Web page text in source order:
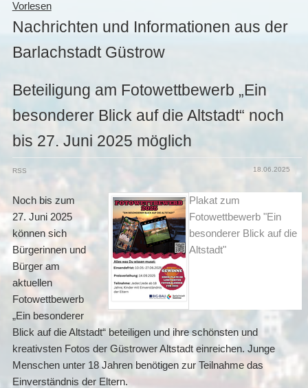
Vorlesen
Nachrichten und Informationen aus der
Barlachstadt Güstrow
Beteiligung am Fotowettbewerb „Ein
besonderer Blick auf die Altstadt“ noch
bis 27. Juni 2025 möglich
18.06.2025
RSS
Plakat zum
Fotowettbewerb "Ein
besonderer Blick auf die
Altstadt"
Noch bis zum
27. Juni 2025
können sich
Bürgerinnen und
Bürger am
aktuellen
Fotowettbewerb
„Ein besonderer
Blick auf die Altstadt“ beteiligen und ihre schönsten und
kreativsten Fotos der Güstrower Altstadt einreichen. Junge
Menschen unter 18 Jahren benötigen zur Teilnahme das
Einverständnis der Eltern.